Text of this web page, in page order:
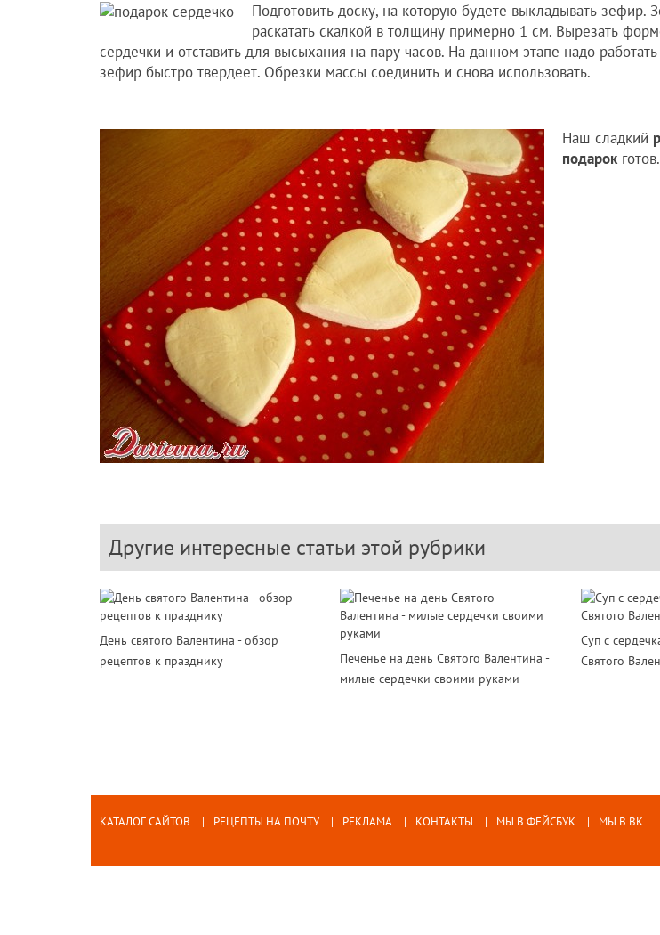
Подготовить доску, на которую будете выкладывать зефир.
раскатать скалкой в толщину примерно 1 см. Вырезать
сердечки и отставить для высыхания на пару часов. На данном этапе надо
зефир быстро твердеет. Обрезки массы соединить и снова использовать.
Наш сладкий
подарокготов.
Другие интересные статьи этой рубрики
День святого Валентина - обзор
рецептов к празднику
Печенье на день Святого Валентина -
милые сердечки своими руками
Суп с
Святого
КАТАЛОГ САЙТОВ РЕЦЕПТЫ НА ПОЧТУ РЕКЛАМА КОНТАКТЫ МЫ В ФЕЙСБУК МЫ В ВК